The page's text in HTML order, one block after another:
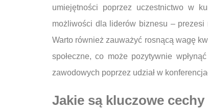
umiejętności poprzez uczestnictwo w
możliwości dla liderów biznesu –
Warto również zauważyć rosnącą wagę
społeczne, co może pozytywnie
zawodowych poprzez udział w
Jakie są kluczowe